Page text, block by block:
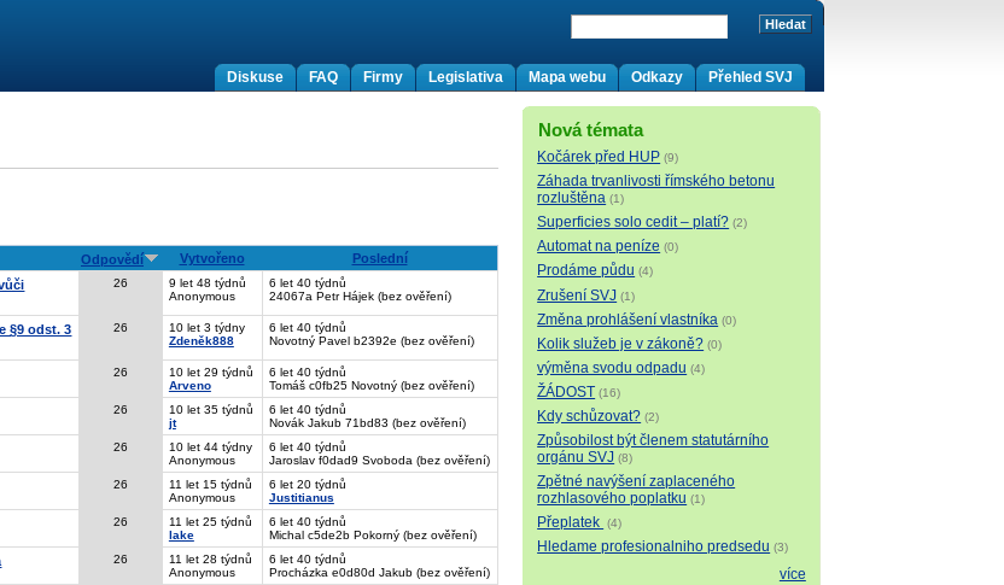
Přehled SVJ
Odkazy
Mapa webu
Legislativa
Firmy
FAQ
Diskuse
Nová témata
Kočárek před HUP (9)
Záhada trvanlivosti římského betonu
rozluštěna (1)
Superficies solo cedit – platí? (2)
Automat na peníze (0)
Prodáme půdu (4)
Zrušení SVJ (1)
Změna prohlášení vlastníka (0)
Kolik služeb je v zákoně? (0)
výměna svodu odpadu (4)
ŽÁDOST (16)
Kdy schůzovat? (2)
Způsobilost být členem statutárního
orgánu SVJ (8)
Zpětné navýšení zaplaceného
rozhlasového poplatku (1)
Přeplatek (4)
Hledame profesionalniho predsedu (3)
více
Odpovědí Vytvořeno
Poslední
26
9 let 48 týdnů
Anonymous
6 let 40 týdnů
24067a Petr Hájek (bez ověření)
§9 odst. 3
26
10 let 3 týdny
Zdeněk888
6 let 40 týdnů
Novotný Pavel b2392e (bez ověření)
26
10 let 29 týdnů
Arveno
6 let 40 týdnů
Tomáš c0fb25 Novotný (bez ověření)
26
10 let 35 týdnů
jt
6 let 40 týdnů
Novák Jakub 71bd83 (bez ověření)
26
10 let 44 týdny
Anonymous
6 let 40 týdnů
Jaroslav f0dad9 Svoboda (bez ověření)
26
11 let 15 týdnů
Anonymous
6 let 20 týdnů
Justitianus
26
11 let 25 týdnů
lake
6 let 40 týdnů
Michal c5de2b Pokorný (bez ověření)
26
11 let 28 týdnů
Anonymous
6 let 40 týdnů
Procházka e0d80d Jakub (bez ověření)